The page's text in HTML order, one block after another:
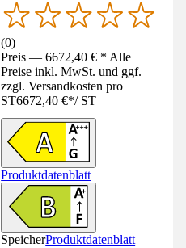
(0)
Preis — 6672,40 € * Alle
Preise inkl. MwSt. und ggf.
zzgl. Versandkosten pro
ST6672,40 €*/ ST
Produktdatenblatt
SpeicherProduktdatenblatt